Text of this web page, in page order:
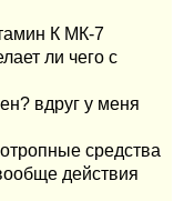
К МК-7
ли чего с
вдруг у меня
средства
действия